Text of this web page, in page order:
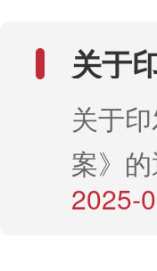
关于
关于
案》
2025-